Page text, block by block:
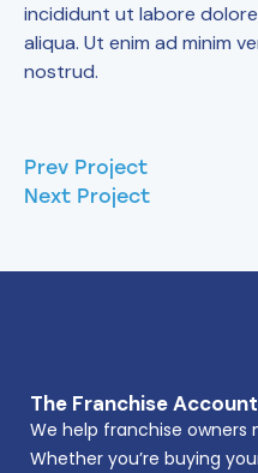
incididunt ut labore
aliqua. Ut enim ad minim
nostrud.
Prev Project
Next Project
The Franchise
We help franchise owners
Whether you’re buying